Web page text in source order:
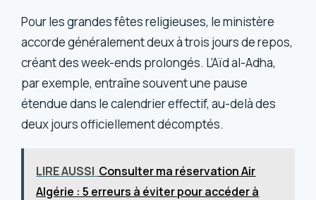
Pour les grandes fêtes religieuses, le ministère
accorde généralement deux à trois jours de repos,
créant des week-ends prolongés. L’Aïd al-Adha,
par exemple, entraîne souvent une pause
étendue dans le calendrier effectif, au-delà des
deux jours officiellement décomptés.
LIRE AUSSI Consulter ma réservation Air
Algérie : 5 erreurs à éviter pour accéder à